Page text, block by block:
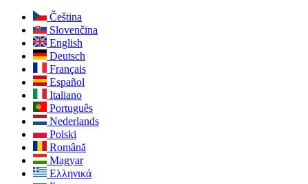
Čeština
Slovenčina
English
Deutsch
Français
Español
Italiano
Português
Nederlands
Polski
Română
Magyar
Ελληνικά